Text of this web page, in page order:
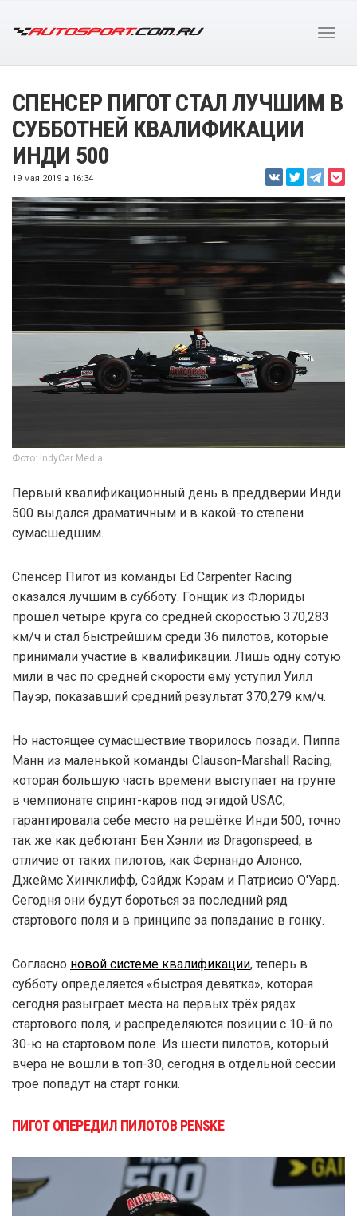
СПЕНСЕР ПИГОТ СТАЛ ЛУЧШИМ В
СУББОТНЕЙ КВАЛИФИКАЦИИ
ИНДИ 500
19 мая 2019 в 16:34
Фото: IndyCar Media
Первый квалификационный день в преддверии Инди
500 выдался драматичным и в какой-то степени
сумасшедшим.
Спенсер Пигот из команды Ed Carpenter Racing
оказался лучшим в субботу. Гонщик из Флориды
прошёл четыре круга со средней скоростью 370,283
км/ч и стал быстрейшим среди 36 пилотов, которые
принимали участие в квалификации. Лишь одну сотую
мили в час по средней скорости ему уступил Уилл
Пауэр, показавший средний результат 370,279 км/ч.
Но настоящее сумасшествие творилось позади. Пиппа
Манн из маленькой команды Clauson-Marshall Racing,
которая большую часть времени выступает на грунте
в чемпионате спринт-каров под эгидой USAC,
гарантировала себе место на решётке Инди 500, точно
так же как дебютант Бен Хэнли из Dragonspeed, в
отличие от таких пилотов, как Фернандо Алонсо,
Джеймс Хинчклифф, Сэйдж Кэрам и Патрисио О'Уард.
Сегодня они будут бороться за последний ряд
стартового поля и в принципе за попадание в гонку.
Согласно новой системе квалификации, теперь в
субботу определяется «быстрая девятка», которая
сегодня разыграет места на первых трёх рядах
стартового поля, и распределяются позиции с 10-й по
30-ю на стартовом поле. Из шести пилотов, который
вчера не вошли в топ-30, сегодня в отдельной сессии
трое попадут на старт гонки.
ПИГОТ ОПЕРЕДИЛ ПИЛОТОВ PENSKE